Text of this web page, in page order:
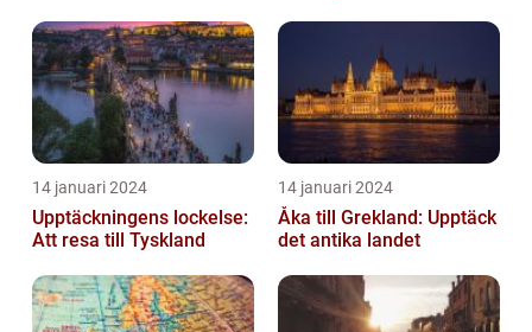
14 januari 2024
Upptäckningens lockelse:
Att resa till Tyskland
14 januari 2024
Åka till Grekland: Upptäck
det antika landet